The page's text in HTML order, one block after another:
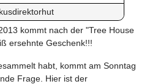
kommt nach der "Tree House
ersehnte Geschenk!!!
habt, kommt am Sonntag
Frage. Hier ist der